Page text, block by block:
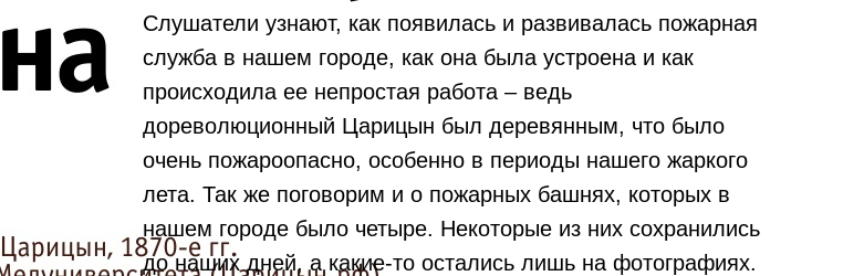
Слушатели узнают, как появилась и развивалась пожарная
служба в нашем городе, как она была устроена и как
происходила ее непростая работа – ведь
дореволюционный Царицын был деревянным, что было
очень пожароопасно, особенно в периоды нашего жаркого
лета. Так же поговорим и о пожарных башнях, которых в
нашем городе было четыре. Некоторые из них сохранились
до наших дней, а какие-то остались лишь на фотографиях.